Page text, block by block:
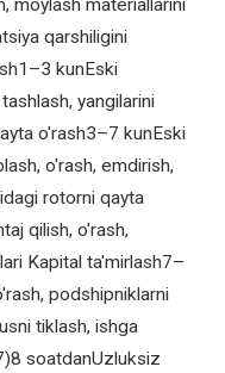
moylash materiallarini
qarshiligini
kunEski
yangilarini
o'rash3–7 kunEski
o'rash, emdirish,
rotorni qayta
qilish, o'rash,
Kapital ta'mirlash7–
podshipniklarni
tiklash, ishga
soatdanUzluksiz